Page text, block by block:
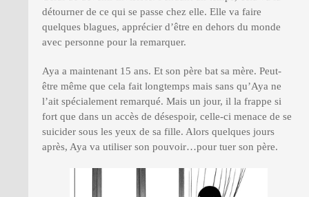
détourner de ce qui se passe chez elle. Elle va faire
quelques blagues, apprécier d’être en dehors du monde
avec personne pour la remarquer.
Aya a maintenant 15 ans. Et son père bat sa mère. Peut-
être même que cela fait longtemps mais sans qu’Aya ne
l’ait spécialement remarqué. Mais un jour, il la frappe si
fort que dans un accès de désespoir, celle-ci menace de se
suicider sous les yeux de sa fille. Alors quelques jours
après, Aya va utiliser son pouvoir…pour tuer son père.